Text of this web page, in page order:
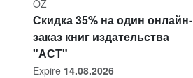
OZ
Скидка 35% на один онлайн-
заказ книг издательства
"АСТ"
Expire 14.08.2026